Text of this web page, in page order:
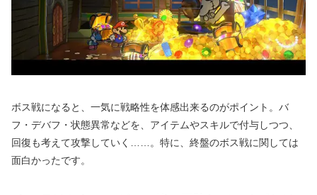
ボス戦になると、一気に戦略性を体感出来るのがポイント。バ
フ・デバフ・状態異常などを、アイテムやスキルで付与しつつ、
回復も考えて攻撃していく……。特に、終盤のボス戦に関しては
面白かったです。